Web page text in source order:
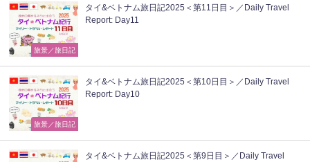
旅景／旅日記
タイ&ベトナム旅日記2025＜第11日目＞／Daily Travel
Report: Day11
旅景／旅日記
タイ&ベトナム旅日記2025＜第10日目＞／Daily Travel
Report: Day10
タイ&ベトナム旅日記2025＜第9日目＞／Daily Travel